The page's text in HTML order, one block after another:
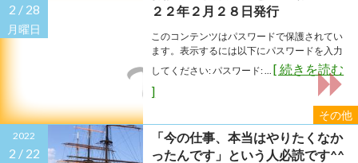
2 / 28
月曜日
その他
２２年２月２８日発行
このコンテンツはパスワードで保護されてい
ます。表示するには以下にパスワードを入力
してください: パスワード: ... [ 続きを読む
]
2022
2 / 22
「今の仕事、本当はやりたくなか
ったんです」という人必読です^^